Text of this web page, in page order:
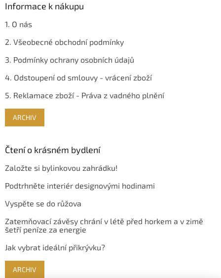
Informace k nákupu
1. O nás
2. Všeobecné obchodní podmínky
3. Podmínky ochrany osobních údajů
4. Odstoupení od smlouvy - vrácení zboží
5. Reklamace zboží - Práva z vadného plnění
ARCHIV
Čtení o krásném bydlení
Založte si bylinkovou zahrádku!
Podtrhněte interiér designovými hodinami
Vyspěte se do růžova
Zatemňovací závěsy chrání v létě před horkem a v zimě
šetří peníze za energie
Jak vybrat ideální přikrývku?
ARCHIV